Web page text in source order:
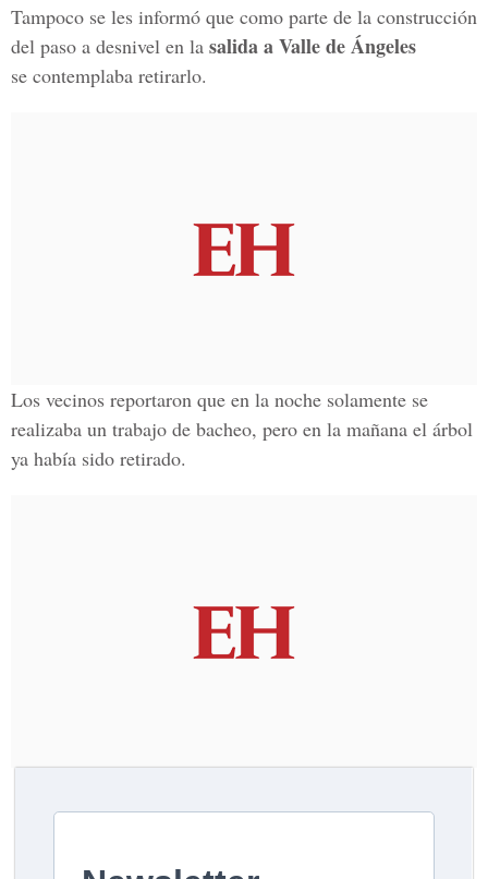
Tampoco se les informó que como parte de la construcción
del paso a desnivel en la salida a Valle de Ángeles
se contemplaba retirarlo.
Los vecinos reportaron que en la noche solamente se
realizaba un trabajo de bacheo, pero en la mañana el árbol
ya había sido retirado.